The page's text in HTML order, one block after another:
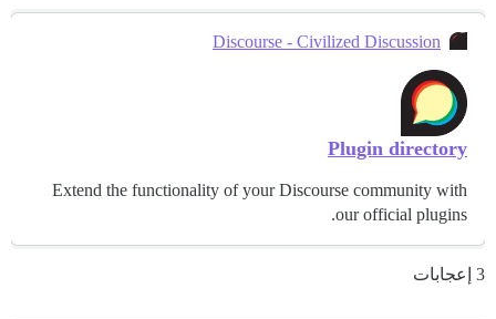
Discourse - Civilized Discussion
Plugin directory
Extend the functionality of your Discourse community with
our official plugins.
3 إعجابات